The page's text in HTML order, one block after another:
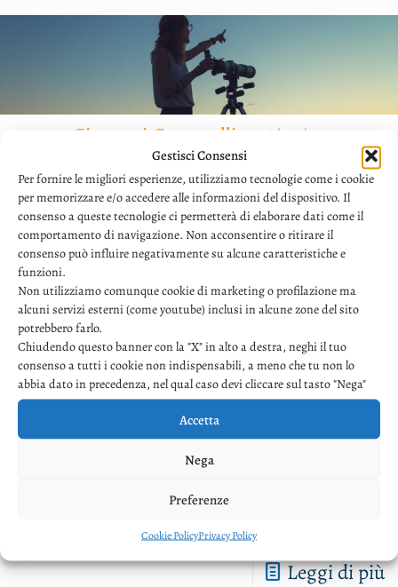
Gestisci Consensi
Per fornire le migliori esperienze, utilizziamo tecnologie come i cookie
per memorizzare e/o accedere alle informazioni del dispositivo. Il
consenso a queste tecnologie ci permetterà di elaborare dati come il
comportamento di navigazione. Non acconsentire o ritirare il
consenso può influire negativamente su alcune caratteristiche e
funzioni.
Non utilizziamo comunque cookie di marketing o profilazione ma
alcuni servizi esterni (come youtube) inclusi in alcune zone del sito
potrebbero farlo.
Chiudendo questo banner con la "X" in alto a destra, neghi il tuo
consenso a tutti i cookie non indispensabili, a meno che tu non lo
abbia dato in precedenza, nel qual caso devi cliccare sul tasto "Nega"
Accetta
Nega
Preferenze
Cookie PolicyPrivacy Policy
Giovanni Granatelli 06/07/22
La più che abbon­dan­te cena vie­ne ser­vi­ta in
agri­tu­ri­smo alle[…]
Giovanni Granatelli-15/06/22
Il con­ta­pas­si del mio smart­pho­ne affer­ma
che il gior­no in[…]
Leggi di più